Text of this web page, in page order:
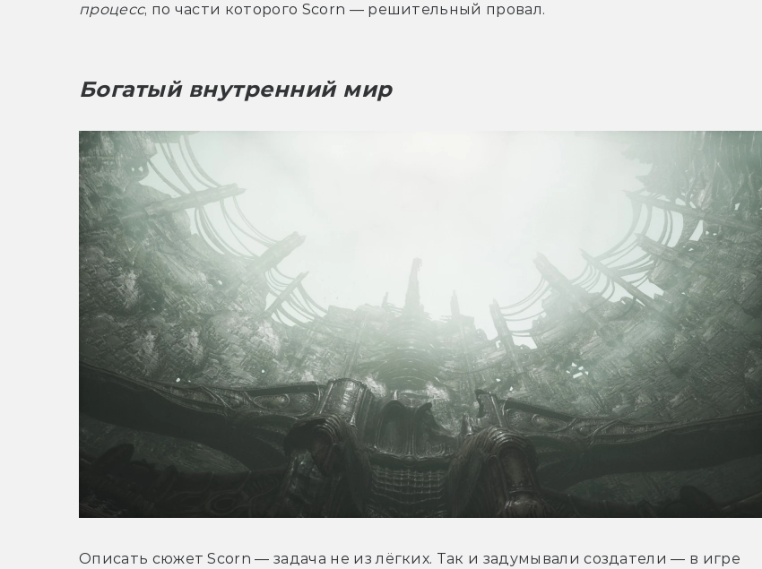
процесс, по части которого Scorn — решительный провал.
Богатый внутренний мир
Описать сюжет Scorn — задача не из лёгких. Так и задумывали создатели — в игре